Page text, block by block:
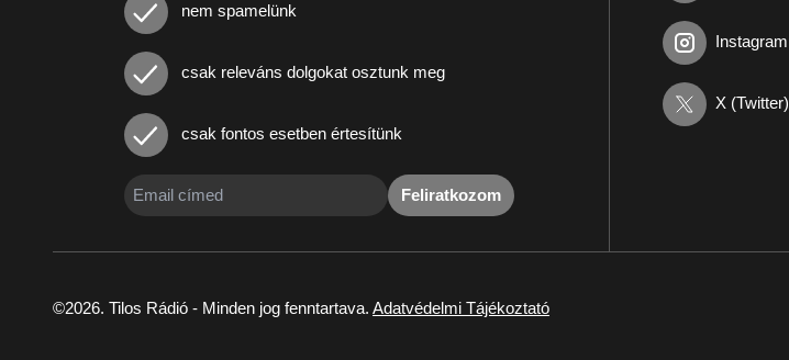
nem spamelünk
csak releváns dolgokat osztunk meg
csak fontos esetben értesítünk
Feliratkozom
Instagram
X (Twitter)
©2026. Tilos Rádió - Minden jog fenntartava. Adatvédelmi Tájékoztató